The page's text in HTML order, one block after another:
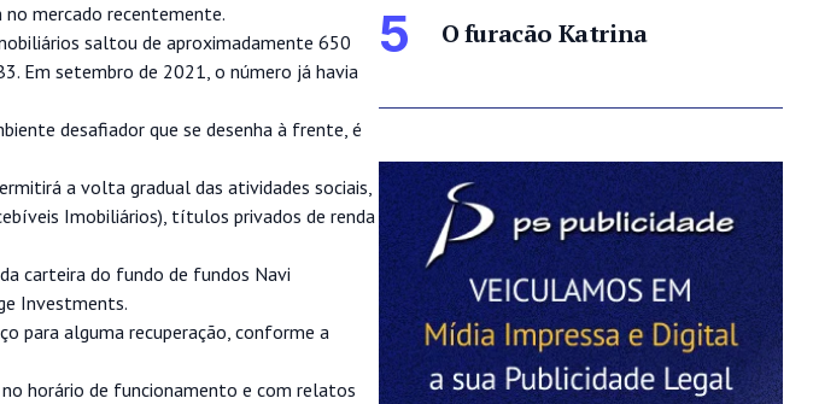
no mercado recentemente.
saltou de aproximadamente 650
Em setembro de 2021, o número já havia
desafiador que se desenha à frente, é
a volta gradual das atividades sociais,
Imobiliários), títulos privados de renda
carteira do fundo de fundos Navi
Investments.
para alguma recuperação, conforme a
horário de funcionamento e com relatos
5 O furacão Katrina